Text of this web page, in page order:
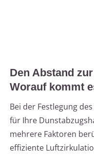
Den Abstand
Worauf kommt
Bei der Festlegung
für Ihre
mehrere Faktoren
effiziente